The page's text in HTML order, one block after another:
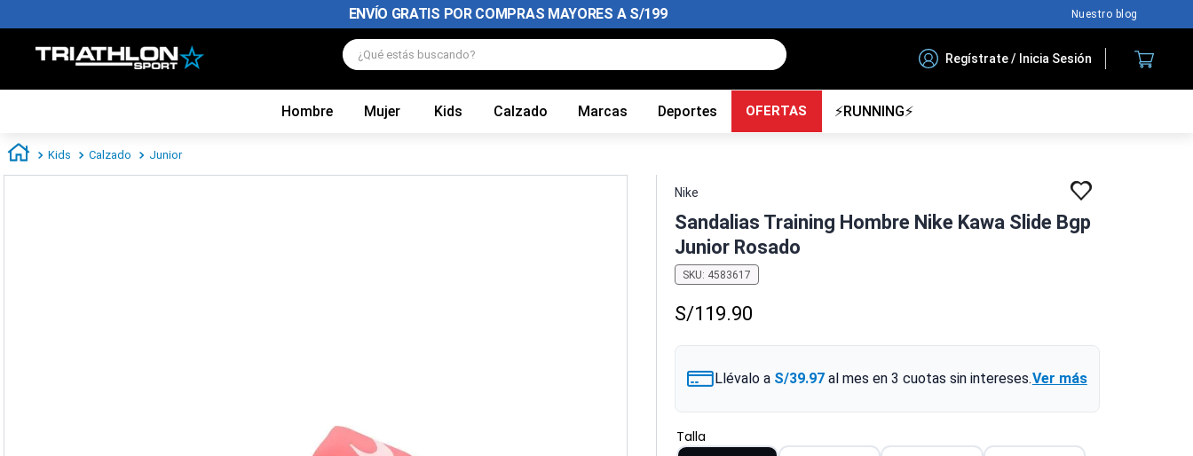
ENVÍO GRATIS POR COMPRAS MAYORES A S/199 Nuestro blog
¿Qué estás buscando?
Regístrate / Inicia Sesión
Hombre Mujer Kids Calzado Marcas Deportes OFERTAS ⚡RUNNING⚡
Kids Calzado Junior
Nike
Sandalias Training Hombre Nike Kawa Slide Bgp
Junior Rosado
SKU: 4583617
S/119.90
Llévalo a S/39.97al mes en 3 cuotas sin intereses.Ver más
Talla
TÉRMINOS MÁS BUSCADOS
2.
zapatillas nike